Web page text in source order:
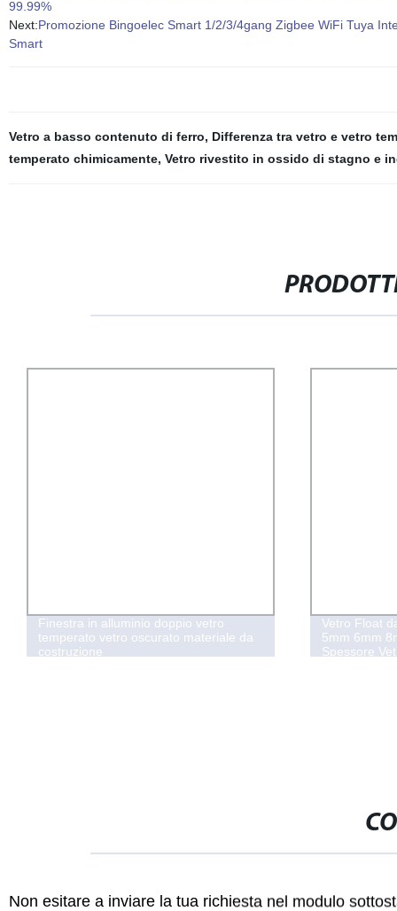
99.99%
Next:Promozione Bingoelec Smart 1/2/3/4gang Zigbee WiFi Tuya
Smart
Vetro a basso contenuto di ferro, Differenza tra vetro e vetro
temperato chimicamente, Vetro rivestito in ossido di stagno e
Finestra in alluminio doppio vetro
temperato vetro oscurato materiale da
costruzione
Vetro Float
5mm 6mm
Spessore
Non esitare a inviare la tua richiesta nel modulo